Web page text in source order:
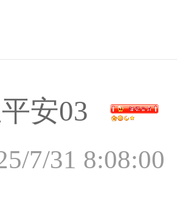
安03
7/31 8:08:00